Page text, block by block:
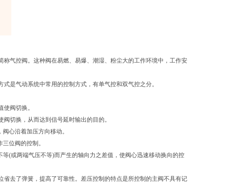
气控阀。这种阀在易燃、易爆、潮湿、粉尘大的工作环境中，工作安
是气动系统中常用的控制方式，有单气控和双气控之分。
阀切换。
切换，从而达到信号延时输出的目的。
心沿着加压方向移动。
位阀的控制。
(或两端气压不等)而产生的轴向力之差值，使阀心迅速移动换向的控
去了弹簧，提高了可靠性。差压控制的特点是所控制的主阀不具有记